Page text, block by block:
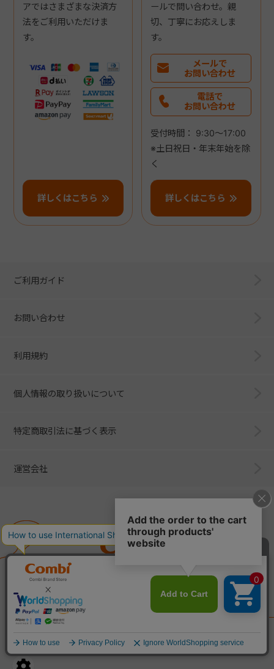
アではさまざまな決済方
法をご利用いただけま
す。
詳しくはこちら
ールで問い合わせ。親
切、丁寧にお応えしま
す。
メールで
お問い合わせ
電話で
お問い合わせ
受付時間： 9:30～17:00
※土日祝日・年末年始を除
く
詳しくはこちら
ご利用ガイド
お問い合わせ
利用規約
個人情報の取り扱いについて
特定商取引法に基づく表示
運営会社
子育てに、イノベーションを。
ベビー用品のコンビ株式会社
All Right Reserved. Copyright © Combi Corporation.